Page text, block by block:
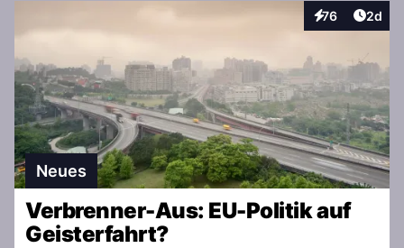
76
Interaktionen
2d
Neues
Verbrenner-Aus: EU-Politik auf
Geisterfahrt?